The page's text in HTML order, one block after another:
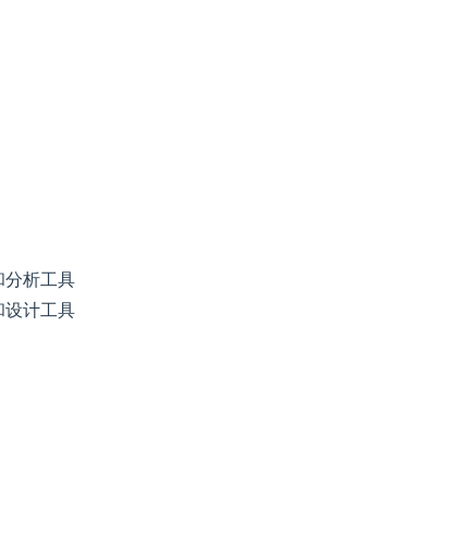
分析工具
设计工具